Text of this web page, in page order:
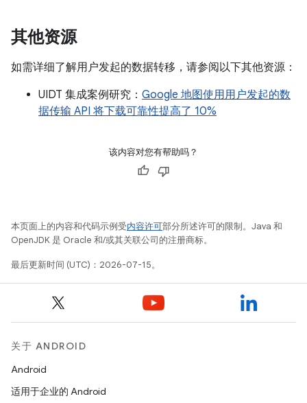
其他资源
如需详细了解用户发起的数据转移，请参阅以下其他资源：
UIDT 集成案例研究： Google 地图使用用户发起的数
据传输 API 将下载可靠性提高了 10%
该内容对您有帮助吗？
本页面上的内容和代码示例受内容许可部分所述许可的限制。Java 和
OpenJDK 是 Oracle 和/或其关联公司的注册商标。
最后更新时间 (UTC)：2026-07-15。
关于 ANDROID
Android
适用于企业的 Android